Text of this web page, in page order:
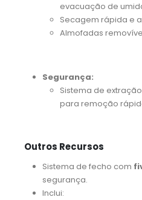
evacuação de
Secagem rápida e
Almofadas
Segurança:
Sistema de
para remoção
Outros Recursos
Sistema de fecho com
segurança.
Inclui: